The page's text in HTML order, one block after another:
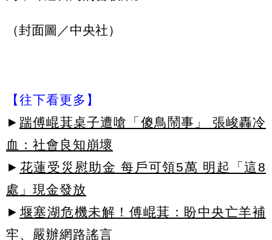
（封面圖／中央社）
【往下看更多】
► 踹傅崐萁桌子遭嗆「傻鳥鬧事」 張峻轟冷
血：社會良知崩壞
► 花蓮受災慰助金 每戶可領5萬 明起「這8
處」現金發放
► 堰塞湖危機未解！傅崐萁：盼中央亡羊補
牢、嚴辦網路謠言